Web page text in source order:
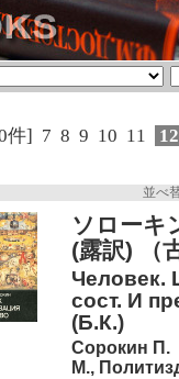
件] 7 8 9 10 11
並べ
ソロー
(露訳) （
Человек.
сост. И
(Б.К.)
Сорокин П.
М.,